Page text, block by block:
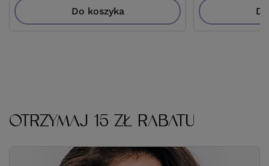
Do koszyka
OTRZYMAJ 15 ZŁ RABATU